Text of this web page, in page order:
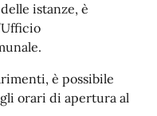
istanze, è
è possibile
orari di apertura al